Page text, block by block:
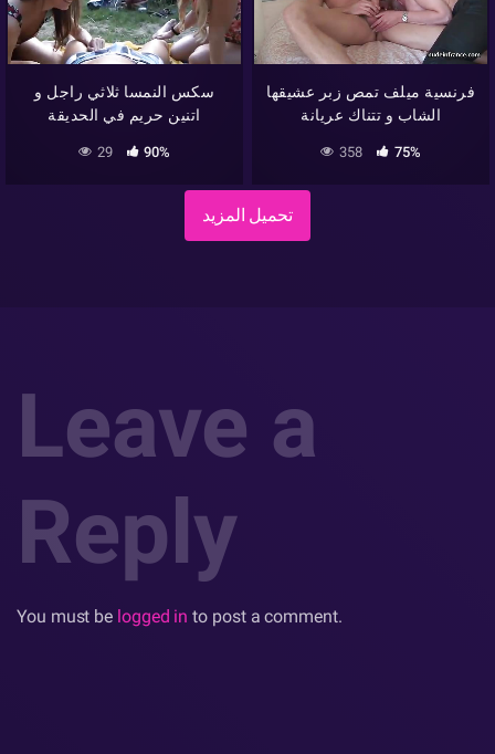
سكس النمسا ثلاثي راجل و
اتنين حريم في الحديقة
29 90%
فرنسية ميلف تمص زبر عشيقها
الشاب و تتناك عريانة
358 75%
تحميل المزيد
Leave a
Reply
You must be logged in to post a comment.